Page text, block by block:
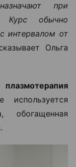
при
Курс обычно
интервалом от
Ольга
плазмотерапия
обогащенная